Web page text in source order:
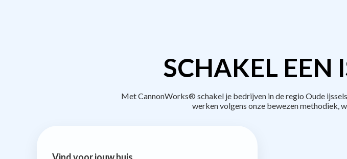
SCHAKEL EEN
Met CannonWorks® schakel je bedrijven in de regio Oude
werken volgens onze bewezen methodiek,
Vind voor jouw huis